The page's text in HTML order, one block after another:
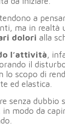
a
ma in realtà
dolori alla
l’attività,
il
lo scopo di
ed elastica.
senza dubbio
in modo da